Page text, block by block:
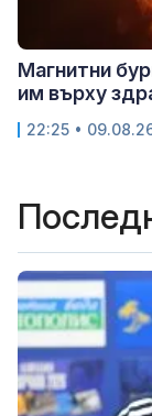
Магнитни
им върху
22:25 •